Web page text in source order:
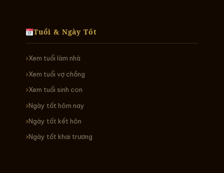
Tuổi & Ngày Tốt
Xem tuổi làm nhà
Xem tuổi vợ chồng
Xem tuổi sinh con
Ngày tốt hôm nay
Ngày tốt kết hôn
Ngày tốt khai trương